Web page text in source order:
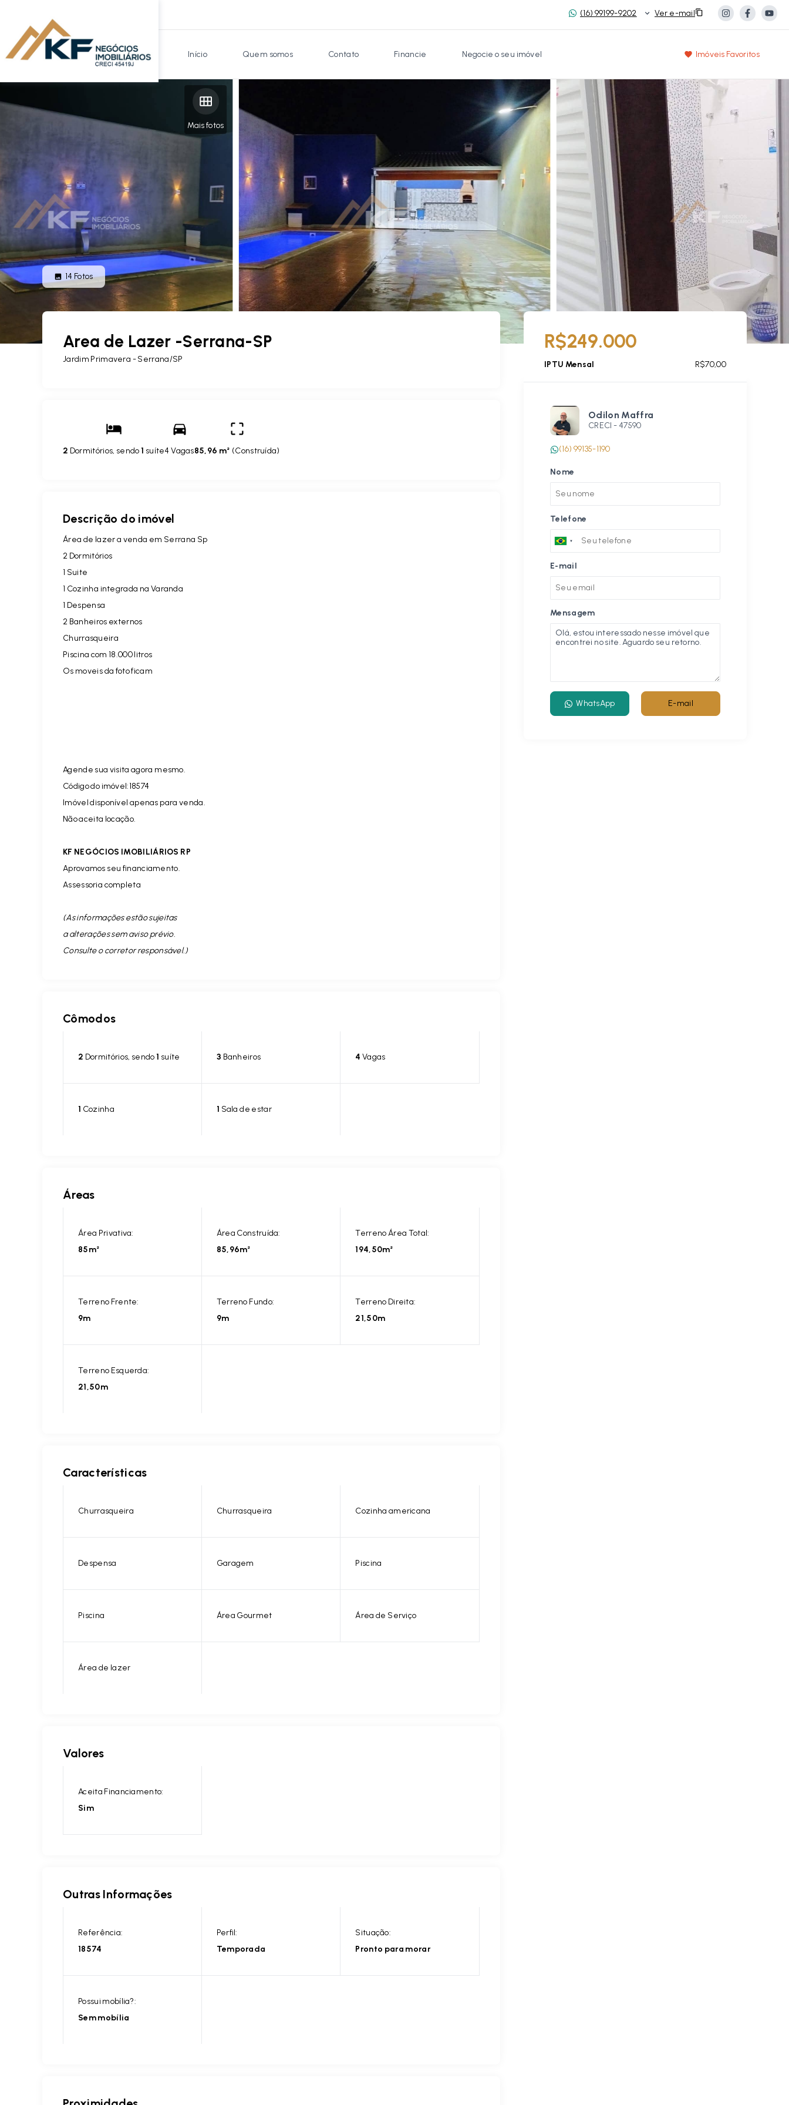
(16) 99199-9202 Ver e-mail
Início Quem somos Contato Financie Negocie o seu imóvel Imóveis Favoritos
Mais fotos
14 Fotos
Area de Lazer -Serrana-SP
Jardim Primavera - Serrana/SP
2 Dormitórios, sendo1 suíte4 Vagas85,96 m² (Construída)
Descrição do imóvel
Área de lazer a venda em Serrana Sp
2 Dormitórios
1 Suite
1 Cozinha integrada na Varanda
1 Despensa
2 Banheiros externos
Churrasqueira
Piscina com 18.000 litros
Os moveis da foto ficam
Agende sua visita agora mesmo.
Código do imóvel:18574
Imóvel disponível apenas para venda.
Não aceita locação.
KF NEGÓCIOS IMOBILIÁRIOS RP
Aprovamos seu financiamento.
Assessoria completa
(As informações estão sujeitas
a alterações sem aviso prévio.
Consulte o corretor responsável. )
Cômodos
2 Dormitórios, sendo1 suíte 3 Banheiros 4 Vagas
1 Cozinha 1 Sala de estar
Áreas
Área Privativa:
85m²
Área Construída:
85,96m²
Terreno Área Total:
194,50m²
Terreno Frente:
9m
Terreno Fundo:
9m
Terreno Direita:
21,50m
Terreno Esquerda:
21,50m
Características
Churrasqueira Churrasqueira Cozinha americana
Despensa Garagem Piscina
Piscina Área Gourmet Área de Serviço
Área de lazer
Valores
Aceita Financiamento:
Sim
Outras Informações
Referência:
18574
Perfil:
Temporada
Situação:
Pronto para morar
Possui mobília?:
Sem mobília
R$249.000
IPTU Mensal R$70,00
Odilon Maffra
CRECI - 47590
(16) 99135-1190
Nome
Telefone
E-mail
Mensagem
WhatsApp E-mail